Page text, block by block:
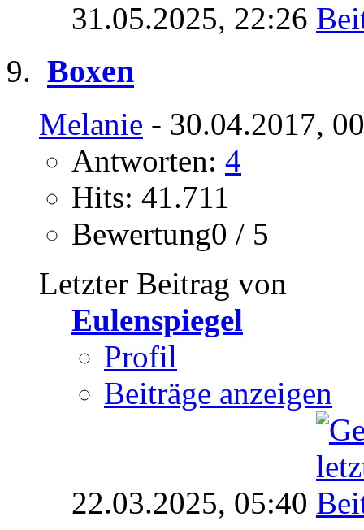
31.05.2025, 22:26
Boxen
Melanie - 30.04.2017,
Antworten: 4
Hits: 41.711
Bewertung0 / 5
Letzter Beitrag von
Eulenspiegel
Profil
Beiträge anzeigen
22.03.2025, 05:40